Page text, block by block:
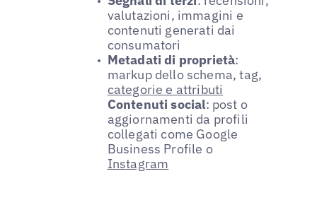
valutazioni, immagini e
contenuti generati dai
consumatori
Metadati di proprietà:
markup dello schema, tag,
categorie e attributi
Contenuti social: post o
aggiornamenti da profili
collegati come Google
Business Profile o
Instagram